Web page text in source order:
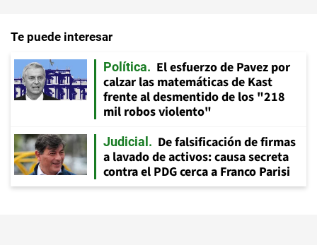
Te puede interesar
Política
El esfuerzo de Pavez por
calzar las matemáticas de Kast
frente al desmentido de los "218
mil robos violento"
Judicial
De falsificación de firmas
a lavado de activos: causa secreta
contra el PDG cerca a Franco Parisi